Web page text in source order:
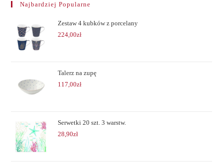
Najbardziej Popularne
Zestaw 4 kubków z porcelany
224,00zł
Talerz na zupę
117,00zł
Serwetki 20 szt. 3 warstw.
28,90zł